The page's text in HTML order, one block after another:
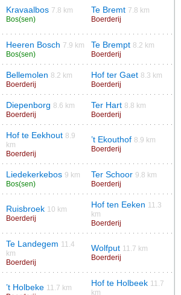
Kravaalbos 7.8 km
Bos(sen)
Te Bremt 7.8 km
Boerderij
Heeren Bosch 7.9 km
Bos(sen)
Te Brempt 8.2 km
Boerderij
Bellemolen 8.2 km
Boerderij
Hof ter Gaet 8.3 km
Boerderij
Diepenborg 8.6 km
Boerderij
Ter Hart 8.8 km
Boerderij
Hof te Eekhout 8.9
km
Boerderij
’t Ekouthof 8.9 km
Boerderij
Liedekerkebos 9 km
Bos(sen)
Ter Schoor 9.8 km
Boerderij
Ruisbroek 10 km
Boerderij
Hof ten Eeken 11.3
km
Boerderij
Te Landegem 11.4
km
Boerderij
Wolfput 11.7 km
Boerderij
’t Holbeke 11.7 km
Hof te Holbeek 11.7
km